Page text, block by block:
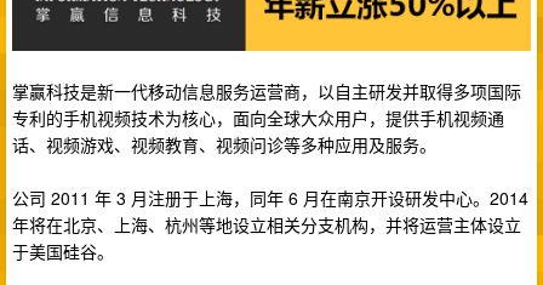
掌赢科技是新一代移动信息服务运营商，以自主研发并取得多项国际
专利的手机视频技术为核心，面向全球大众用户，提供手机视频通
话、视频游戏、视频教育、视频问诊等多种应用及服务。
公司 2011 年 3 月注册于上海，同年 6 月在南京开设研发中心。2014
年将在北京、上海、杭州等地设立相关分支机构，并将运营主体设立
于美国硅谷。